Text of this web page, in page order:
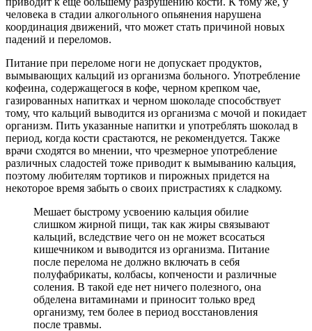
человека в стадии алкогольного опьянения нарушена
координация движений, что может стать причиной новых
падений и переломов.
Питание при переломе ноги не допускает продуктов,
вымывающих кальций из организма больного. Употребление
кофеина, содержащегося в кофе, черном крепком чае,
газированных напитках и черном шоколаде способствует
тому, что кальций выводится из организма с мочой и покидает
организм. Пить указанные напитки и употреблять шоколад в
период, когда кости срастаются, не рекомендуется. Также
врачи сходятся во мнении, что чрезмерное употребление
различных сладостей тоже приводит к вымыванию кальция,
поэтому любителям тортиков и пирожных придется на
некоторое время забыть о своих пристрастиях к сладкому.
Мешает быстрому усвоению кальция обилие
слишком жирной пищи, так как жиры связывают
кальций, вследствие чего он не может всосаться
кишечником и выводится из организма. Питание
после перелома не должно включать в себя
полуфабрикаты, колбасы, копчености и различные
соления. В такой еде нет ничего полезного, она
обделена витаминами и приносит только вред
организму, тем более в период восстановления
после травмы.